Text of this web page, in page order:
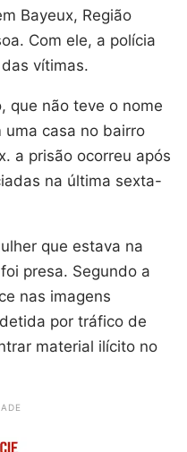
Bayeux, Região
Com ele, a polícia
vítimas.
que não teve o nome
casa no bairro
a prisão ocorreu após
na última sexta-
que estava na
presa. Segundo a
nas imagens
por tráfico de
material ilícito no